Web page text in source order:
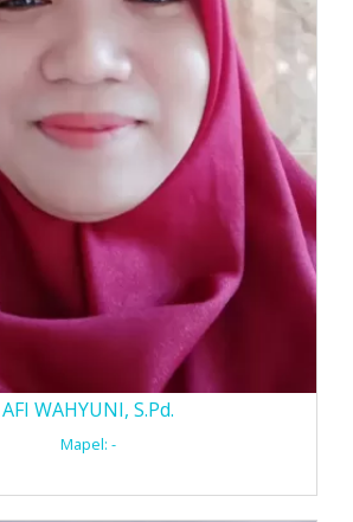
AFI WAHYUNI, S.Pd.
Mapel: -